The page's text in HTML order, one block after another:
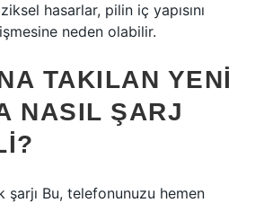
hasarlar, pilin iç yapısını
neden olabilir.
TAKILAN YENI
NASIL ŞARJ
şarjı Bu, telefonunuzu hemen